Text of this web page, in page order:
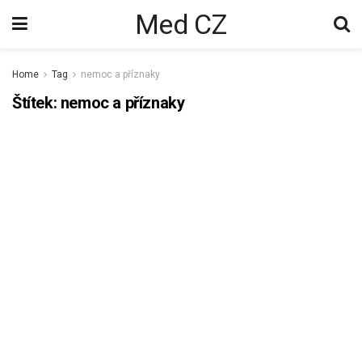
Med CZ
Home Tag nemoc a příznaky
Štítek: nemoc a příznaky